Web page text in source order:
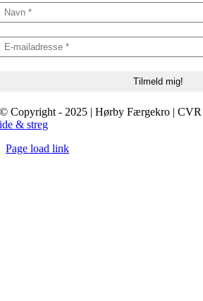
© Copyright - 2025 | Hørby Færgekro | CVR
ide & streg
Page load link